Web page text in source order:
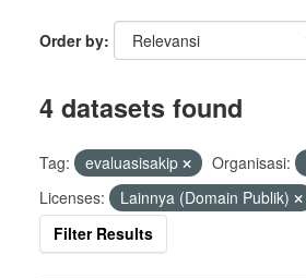
Order by
4 datasets found
Tag: evaluasisakip Organisasi:
Licenses:
Lainnya (Domain Publik)
Filter Results